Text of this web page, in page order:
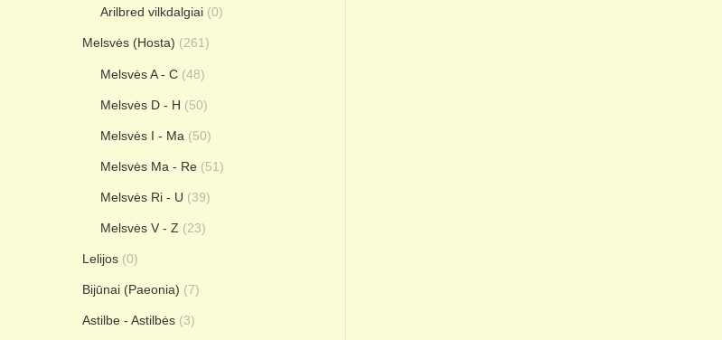
Arilbred vilkdalgiai (0)
Melsvės (Hosta) (261)
Melsvės A - C (48)
Melsvės D - H (50)
Melsvės I - Ma (50)
Melsvės Ma - Re (51)
Melsvės Ri - U (39)
Melsvės V - Z (23)
Lelijos (0)
Bijūnai (Paeonia) (7)
Astilbe - Astilbės (3)